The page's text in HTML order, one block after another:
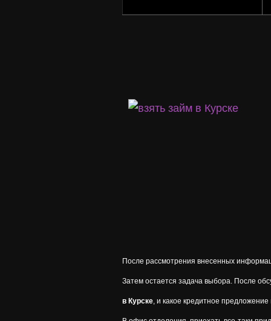
После рассмотрения внесенных
Затем остается задача выбора. После
в Курске, и какое кредитное